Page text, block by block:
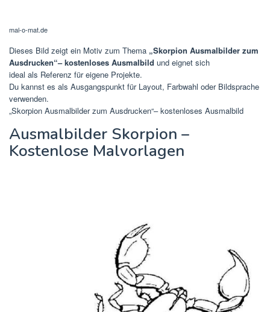
mal-o-mat.de
Dieses Bild zeigt ein Motiv zum Thema „Skorpion Ausmalbilder zum
Ausdrucken“– kostenloses Ausmalbild und eignet sich
ideal als Referenz für eigene Projekte.
Du kannst es als Ausgangspunkt für Layout, Farbwahl oder Bildsprache
verwenden.
„Skorpion Ausmalbilder zum Ausdrucken“– kostenloses Ausmalbild
Ausmalbilder Skorpion –
Kostenlose Malvorlagen